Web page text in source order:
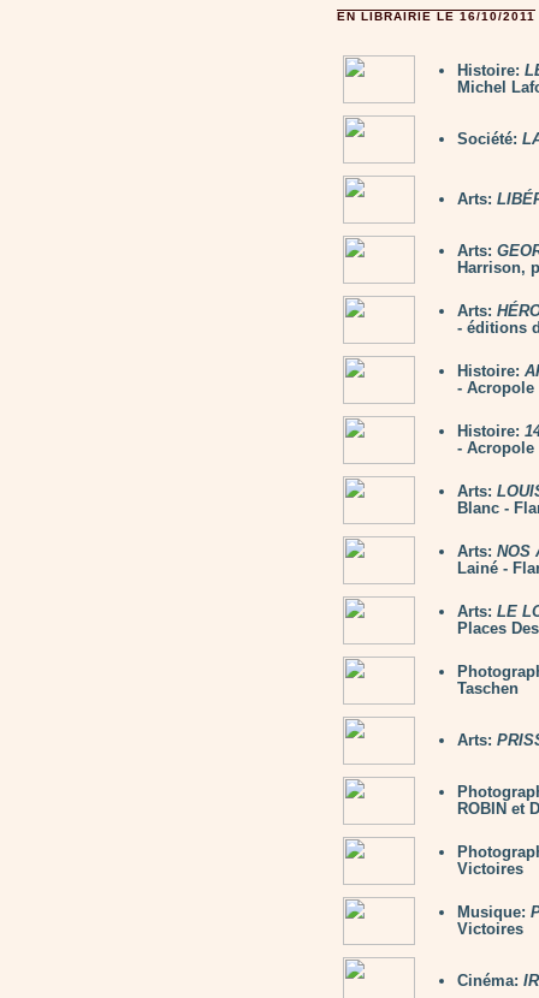
EN LIBRAIRIE LE 16/10/2011
Histoire:
Michel
Société:
Arts:
Arts:
Harrison,
Arts:
- éditions
Histoire:
- Acropole
Histoire:
- Acropole
Arts:
Blanc -
Arts: NOS
Lainé -
Arts: LE
Places
Taschen
Arts:
ROBIN et
Victoires
Musique:
Victoires
Cinéma: